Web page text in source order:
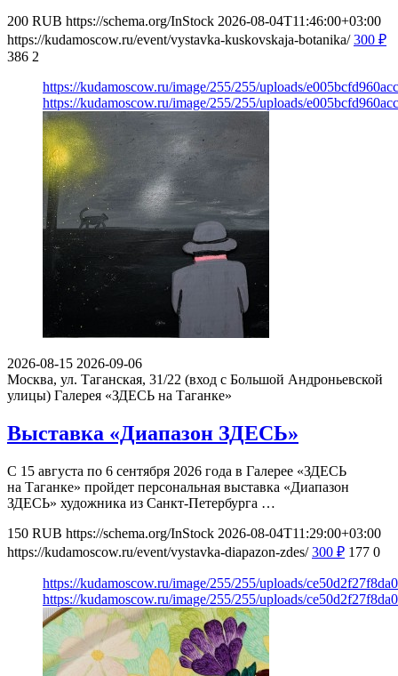
200 RUB https://schema.org/InStock 2026-08-04T11:46:00+03:00
https://kudamoscow.ru/event/vystavka-kuskovskaja-botanika/ 300 ₽
386 2
https://kudamoscow.ru/image/255/255/uploads/
https://kudamoscow.ru/image/255/255/uploads/
2026-08-15 2026-09-06
Москва, ул. Таганская, 31/22 (вход с Большой Андроньевской
улицы) Галерея «ЗДЕСЬ на Таганке»
Выставка «Диапазон ЗДЕСЬ»
С 15 августа по 6 сентября 2026 года в Галерее «ЗДЕСЬ
на Таганке» пройдет персональная выставка «Диапазон
ЗДЕСЬ» художника из Санкт-Петербурга …
150 RUB https://schema.org/InStock 2026-08-04T11:29:00+03:00
https://kudamoscow.ru/event/vystavka-diapazon-zdes/ 300 ₽ 177 0
https://kudamoscow.ru/image/255/255/uploads/
https://kudamoscow.ru/image/255/255/uploads/